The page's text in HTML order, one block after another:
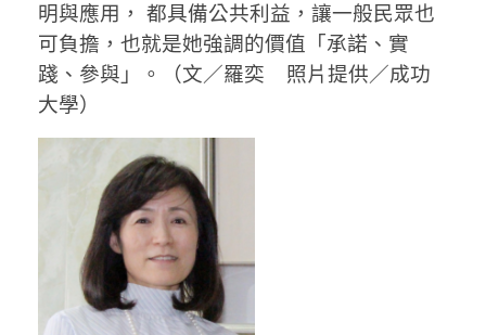
明與應用， 都具備公共利益，讓一般民眾也
可負擔，也就是她強調的價值「承諾、實
踐、參與」。（文／羅奕 照片提供／成功
大學）